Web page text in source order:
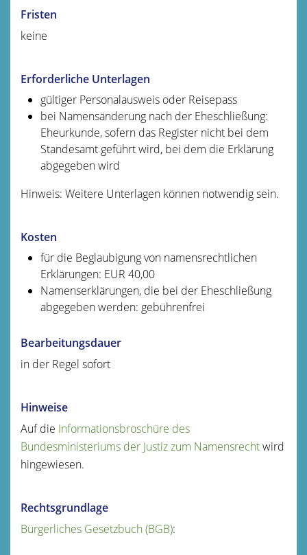
Fristen
keine
Erforderliche Unterlagen
gültiger Personalausweis oder Reisepass
bei Namensänderung nach der Eheschließung:
Eheurkunde, sofern das Register nicht bei dem
Standesamt geführt wird, bei dem die Erklärung
abgegeben wird
Hinweis: Weitere Unterlagen können notwendig sein.
Kosten
für die Beglaubigung von namensrechtlichen
Erklärungen: EUR 40,00
Namenserklärungen, die bei der Eheschließung
abgegeben werden: gebührenfrei
Bearbeitungsdauer
in der Regel sofort
Hinweise
Auf die Informationsbroschüre des
Bundesministeriums der Justiz zum Namensrechtwird
hingewiesen.
Rechtsgrundlage
Bürgerliches Gesetzbuch (BGB):